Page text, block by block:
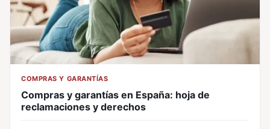
COMPRAS Y GARANTÍAS
Compras y garantías en España: hoja de
reclamaciones y derechos